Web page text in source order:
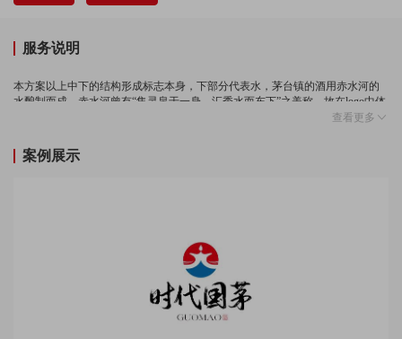
服务说明
本方案以上中下的结构形成标志本身，下部分代表水，茅台镇的酒用赤水河的
水酿制而成，赤水河曾有“集灵泉于一身，汇秀水而东下”之美称，故在logo中体
现水元素。 上半部分应用红色体现了红火和吉祥的含义。中间部位应用正负形
依次为火、金、水，火克金，金生水，从五行.上来讲图形是微妙的平衡。酒樽
为古人喝酒用的器具，这一元素的应用正体现了时代国茅酱香悠远，酒品醇厚
查看更多
案例展示